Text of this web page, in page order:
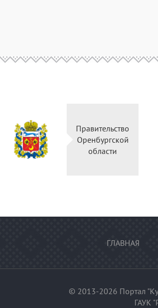
Правительство
Оренбургской
области
ГЛАВНАЯ
© 2013-2026 Портал
ГАУК